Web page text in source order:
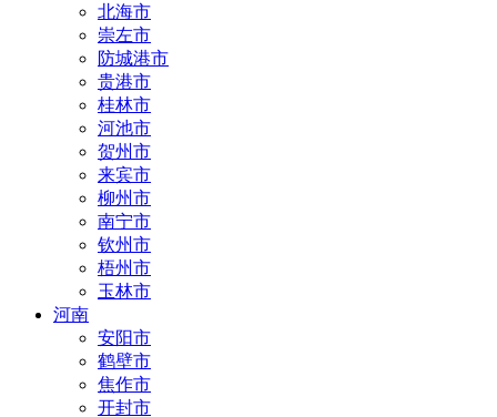
北海市
崇左市
防城港市
贵港市
桂林市
河池市
贺州市
来宾市
柳州市
南宁市
钦州市
梧州市
玉林市
河南
安阳市
鹤壁市
焦作市
开封市